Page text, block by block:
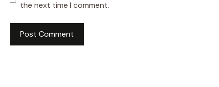
the next time I comment.